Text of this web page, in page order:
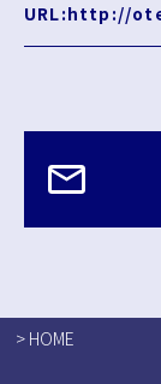
URL:http://
> HOME